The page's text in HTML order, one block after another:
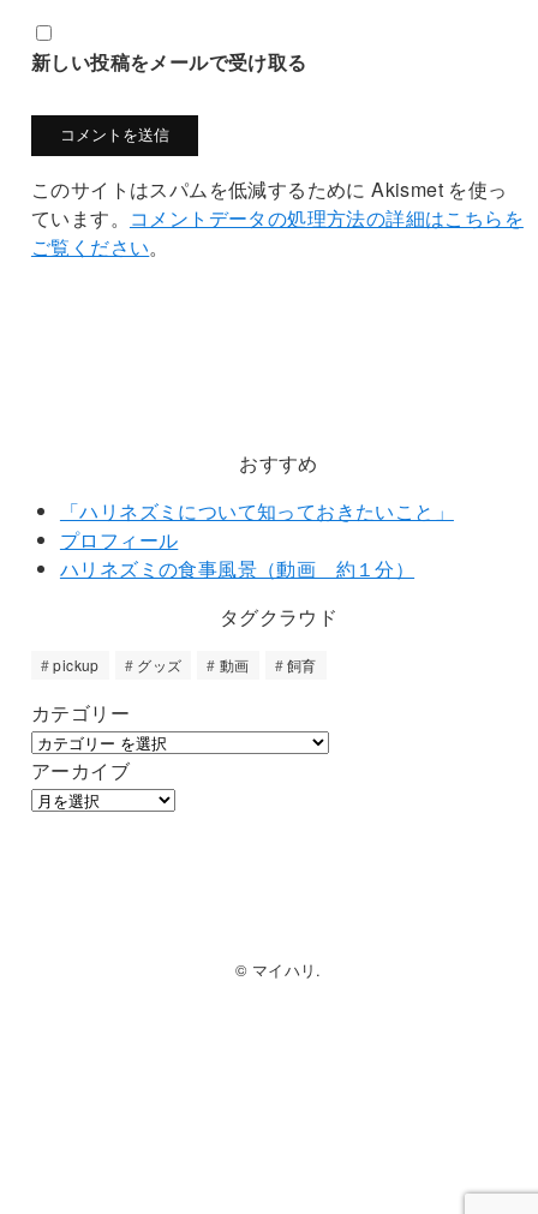
新しい投稿をメールで受け取る
このサイトはスパムを低減するために Akismet を使っ
ています。 コメントデータの処理方法の詳細はこちらを
ご覧ください。
おすすめ
「ハリネズミについて知っておきたいこと」
プロフィール
ハリネズミの食事風景（動画 約１分）
タグクラウド
pickup グッズ 動画 飼育
カテゴリー
アーカイブ
© マイハリ.